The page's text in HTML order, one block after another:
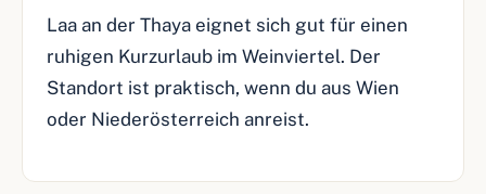
Laa an der Thaya eignet sich gut für einen
ruhigen Kurzurlaub im Weinviertel. Der
Standort ist praktisch, wenn du aus Wien
oder Niederösterreich anreist.